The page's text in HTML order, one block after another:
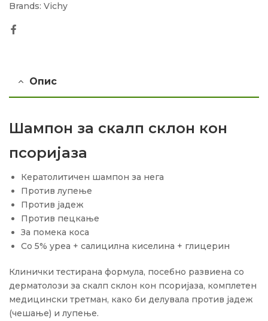
Brands: Vichy
Опис
Шампон за скалп склон кон
псоријаза
Кератолитичен шампон за нега
Против лупење
Против јадеж
Против пецкање
За помека коса
Со 5% уреа + салицилна киселина + глицерин
Клинички тестирана формула, посебно развиена со
дерматолози за скалп склон кон псоријаза, комплетен
медицински третман, како би делувала против јадеж
(чешање) и лупење.